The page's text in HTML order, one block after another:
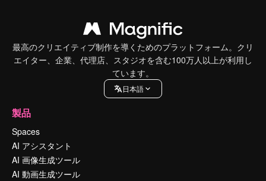
最高のクリエイティブ制作を導くためのプラットフォーム。クリ
エイター、企業、代理店、スタジオを含む100万人以上が利用し
ています。
日本語
製品
Spaces
AI アシスタント
AI 画像生成ツール
AI 動画生成ツール